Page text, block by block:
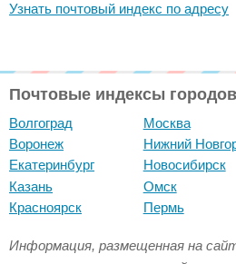
Узнать почтовый индекс по адресу
Почтовые индексы
Волгоград
Воронеж
Екатеринбург
Казань
Красноярск
Москва
Нижний
Новосибирск
Омск
Пермь
Информация, размещенная на